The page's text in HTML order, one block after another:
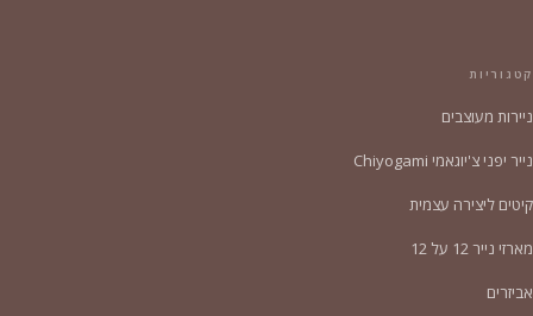
קטגוריות
ניירות מעוצבים
נייר יפני צ'יוגאמי Chiyogami
קיטים ליצירה עצמית
מארזי נייר 12 על 12
אביזרים